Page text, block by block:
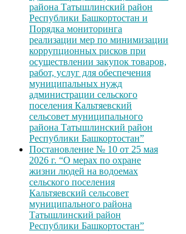
района Татышлинский район
Республики Башкортостан и
Порядка мониторинга
реализации мер по минимизации
коррупционных рисков при
осуществлении закупок товаров,
работ, услуг для обеспечения
муниципальных нужд
администрации сельского
поселения Кальтяевский
сельсовет муниципального
района Татышлинский район
Республики Башкортостан”
Постановление № 10 от 25 мая
2026 г. “О мерах по охране
жизни людей на водоемах
сельского поселения
Кальтяевский сельсовет
муниципального района
Татышлинский район
Республики Башкортостан”